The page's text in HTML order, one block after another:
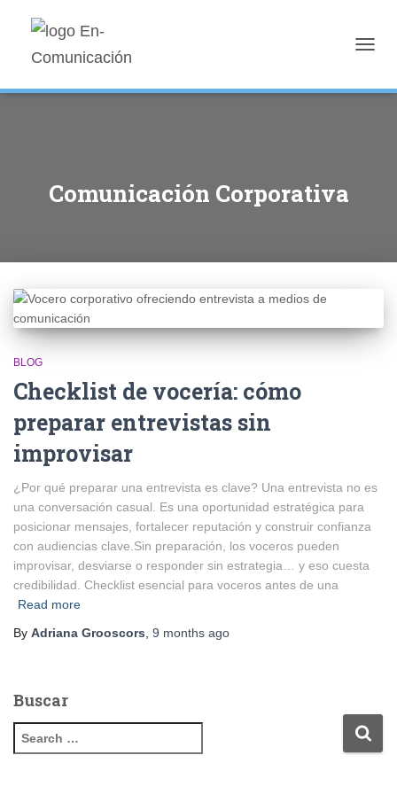
Comunicación Corporativa
BLOG
Checklist de vocería: cómo
preparar entrevistas sin
improvisar
¿Por qué preparar una entrevista es clave? Una entrevista no es
una conversación casual. Es una oportunidad estratégica para
posicionar mensajes, fortalecer reputación y construir confianza
con audiencias clave.Sin preparación, los voceros pueden
improvisar, desviarse o responder sin estrategia… y eso cuesta
credibilidad. Checklist esencial para voceros antes de una
Read more
By Adriana Grooscors 9 months ago
Buscar
e